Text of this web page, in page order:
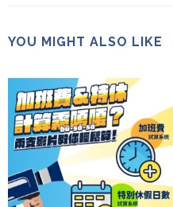
YOU MIGHT ALSO LIKE